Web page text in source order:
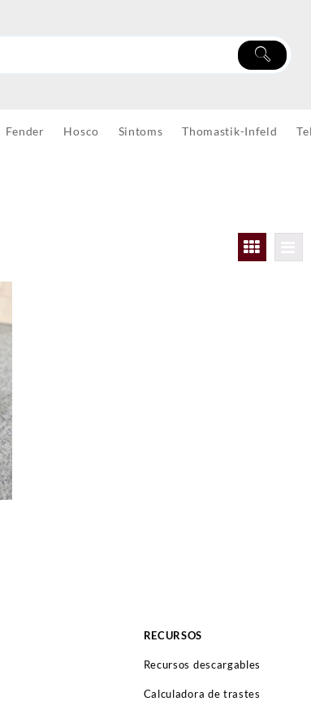
Fender Hosco Sintoms Thomastik-Infeld
RECURSOS
Recursos descargables
Calculadora de trastes